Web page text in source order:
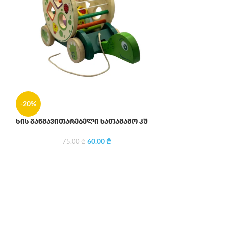
-20%
ხის განმავითარებელი სათამაშო კუ
75.00₾ 60.00₾